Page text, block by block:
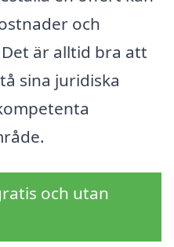
och
är alltid bra att
sina juridiska
och utan